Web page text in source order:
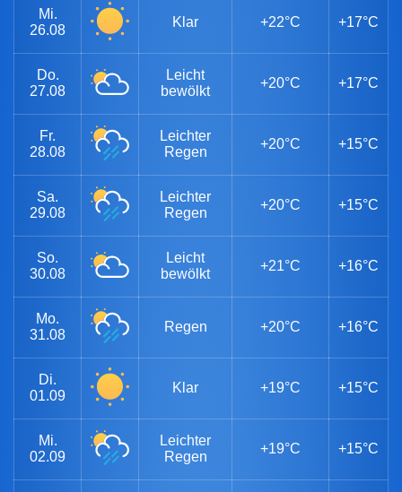
Mi.
26.08
Klar +22°C +17°C
Do.
27.08
Leicht
bewölkt
+20°C +17°C
Fr.
28.08
Leichter
Regen
+20°C +15°C
Sa.
29.08
Leichter
Regen
+20°C +15°C
So.
30.08
Leicht
bewölkt
+21°C +16°C
Mo.
31.08
Regen +20°C +16°C
Di.
01.09
Klar +19°C +15°C
Mi.
02.09
Leichter
Regen
+19°C +15°C